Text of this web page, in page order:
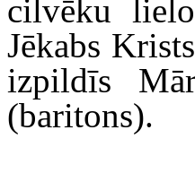
cilvēku
Jēkabs
izpildīs
(baritons).